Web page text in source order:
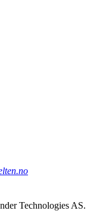
Technologies AS.